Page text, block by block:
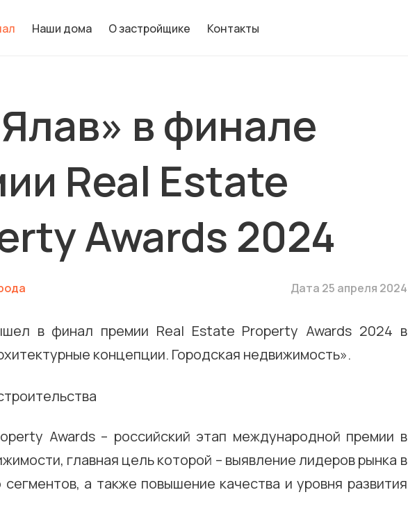
Наши дома О застройщике Контакты
в финале
Real Estate
Awards 2024
Дата 25 апреля 2024
в финал премии Real Estate Property Awards 2024 в
концепции. Городская недвижимость».
Awards – российский этап международной премии в
главная цель которой – выявление лидеров рынка в
а также повышение качества и уровня развития